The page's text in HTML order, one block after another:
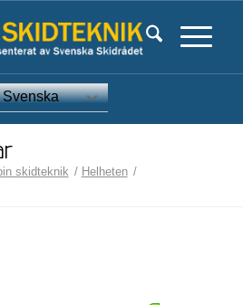
Svenska
skidteknik / Helheten /